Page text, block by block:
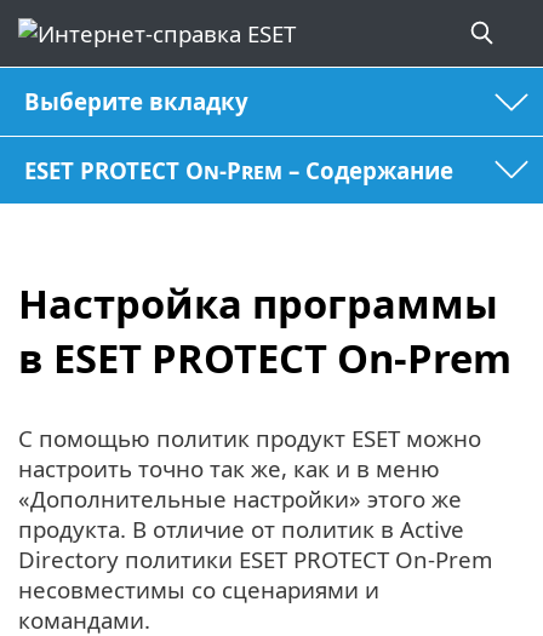
Выберите вкладку
ESET PROTECT On-Prem – Содержание
Настройка программы
в ESET PROTECT On-Prem
С помощью политик продукт ESET можно
настроить точно так же, как и в меню
«Дополнительные настройки» этого же
продукта. В отличие от политик в Active
Directory политики ESET PROTECT On-Prem
несовместимы со сценариями и
командами.